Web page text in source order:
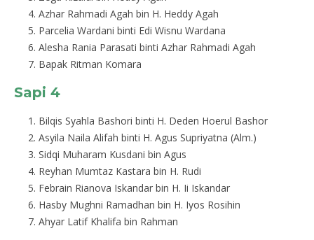
Azhar Rahmadi Agah bin H. Heddy Agah
Parcelia Wardani binti Edi Wisnu Wardana
Alesha Rania Parasati binti Azhar Rahmadi Agah
Bapak Ritman Komara
Sapi 4
Bilqis Syahla Bashori binti H. Deden Hoerul Bashor
Asyila Naila Alifah binti H. Agus Supriyatna (Alm.)
Sidqi Muharam Kusdani bin Agus
Reyhan Mumtaz Kastara bin H. Rudi
Febrain Rianova Iskandar bin H. Ii Iskandar
Hasby Mughni Ramadhan bin H. Iyos Rosihin
Ahyar Latif Khalifa bin Rahman